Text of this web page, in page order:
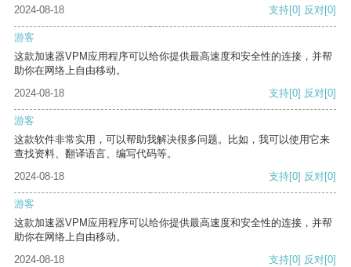
2024-08-18
支持[0] 反对[0]
游客
这款加速器VPM应用程序可以给你提供最高速度和安全性的连接，并帮
助你在网络上自由移动。
2024-08-18
支持[0] 反对[0]
游客
这款软件非常实用，可以帮助我解决很多问题。比如，我可以使用它来
查找资料、翻译语言、编写代码等。
2024-08-18
支持[0] 反对[0]
游客
这款加速器VPM应用程序可以给你提供最高速度和安全性的连接，并帮
助你在网络上自由移动。
2024-08-18
支持[0] 反对[0]